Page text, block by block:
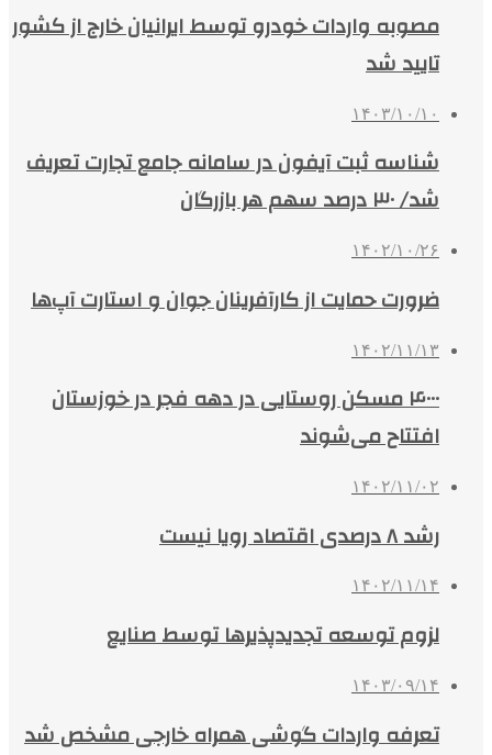
مصوبه واردات خودرو توسط ایرانیان خارج از کشور
تایید شد
۱۴۰۳/۱۰/۱۰
شناسه ثبت آیفون در سامانه جامع تجارت تعریف
شد/ ٣٠ درصد سهم هر بازرگان
۱۴۰۲/۱۰/۲۶
ضرورت حمایت‌ از کارآفرینان جوان و استارت آپ‌ها
۱۴۰۲/۱۱/۱۳
۴۰۰۰ مسکن روستایی در دهه فجر در خوزستان
افتتاح می‌شوند
۱۴۰۲/۱۱/۰۲
رشد ۸ درصدی اقتصاد رویا نیست
۱۴۰۲/۱۱/۱۴
لزوم توسعه تجدیدپذیرها توسط صنایع
۱۴۰۳/۰۹/۱۴
تعرفه واردات گوشی همراه خارجی مشخص شد